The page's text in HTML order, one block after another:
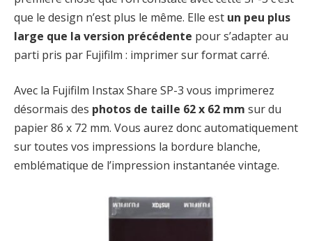
que le design n’est plus le même. Elle est un peu plus
large que la version précédente pour s’adapter au
parti pris par Fujifilm : imprimer sur format carré.
Avec la Fujifilm Instax Share SP-3 vous imprimerez
désormais des photos de taille 62 x 62 mm sur du
papier 86 x 72 mm. Vous aurez donc automatiquement
sur toutes vos impressions la bordure blanche,
emblématique de l’impression instantanée vintage.